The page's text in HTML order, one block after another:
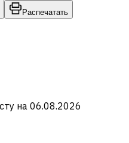
Распечатать
на 06.08.2026